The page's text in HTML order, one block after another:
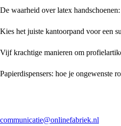
De waarheid over latex
Kies het juiste kantoorpand voor een
Vijf krachtige manieren om
Papierdispensers: hoe je ongewenste
communicatie@onlinefabriek.nl